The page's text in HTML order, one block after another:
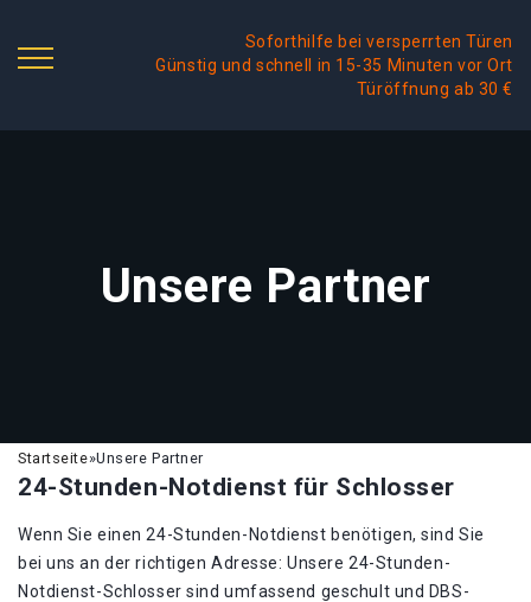
Soforthilfe bei versperrten Türen
Günstig und schnell in 15-35 Minuten vor Ort
Türöffnung ab 30 €
Unsere Partner
Startseite»Unsere Partner
24-Stunden-Notdienst für Schlosser
Wenn Sie einen 24-Stunden-Notdienst benötigen, sind Sie
bei uns an der richtigen Adresse: Unsere 24-Stunden-
Notdienst-Schlosser sind umfassend geschult und DBS-